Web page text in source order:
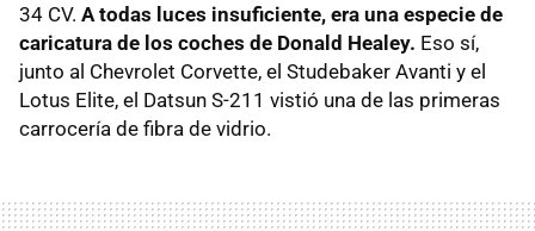
34 CV. A todas luces insuficiente, era una especie de
caricatura de los coches de Donald Healey. Eso sí,
junto al Chevrolet Corvette, el Studebaker Avanti y el
Lotus Elite, el Datsun S-211 vistió una de las primeras
carrocería de fibra de vidrio.